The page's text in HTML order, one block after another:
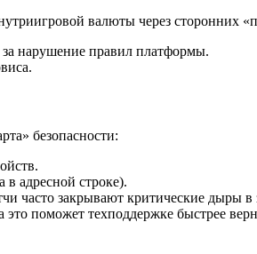
валюты через сторонних
нарушение правил платформы.
безопасности:
в адресной строке).
часто закрывают критические дыры в
поможет техподдержке быстрее